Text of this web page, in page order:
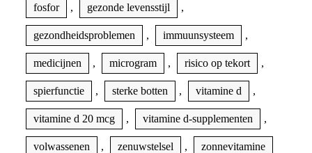
fosfor , gezonde levensstijl ,
gezondheidsproblemen , immuunsysteem ,
medicijnen , microgram , risico op tekort ,
spierfunctie , sterke botten , vitamine d ,
vitamine d 20 mcg , vitamine d-supplementen ,
volwassenen , zenuwstelsel , zonnevitamine